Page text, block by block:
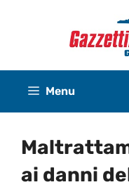
Menu
ai danni